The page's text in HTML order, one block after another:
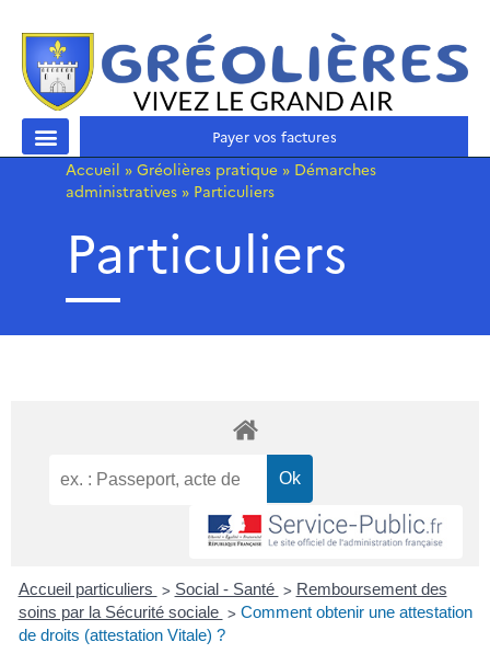
Payer vos factures
Accueil » Gréolières pratique » Démarches
administratives » Particuliers
Particuliers
Accueil particuliers > Social - Santé > Remboursement des
soins par la Sécurité sociale > Comment obtenir une attestation
de droits (attestation Vitale) ?